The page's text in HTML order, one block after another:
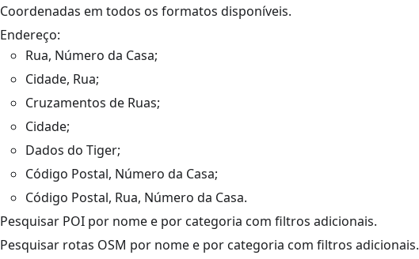
Coordenadas em todos os formatos disponíveis.
Endereço:
Rua, Número da Casa;
Cidade, Rua;
Cruzamentos de Ruas;
Cidade;
Dados do Tiger;
Código Postal, Número da Casa;
Código Postal, Rua, Número da Casa.
Pesquisar POI por nome e por categoria com filtros adicionais.
Pesquisar rotas OSM por nome e por categoria com filtros adicionais.